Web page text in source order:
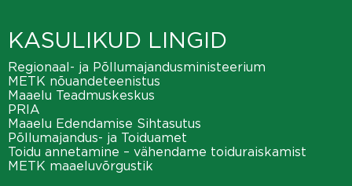
KASULIKUD LINGID
Regionaal- ja Põllumajandusministeerium
METK nõuandeteenistus
Maaelu Teadmuskeskus
PRIA
Maaelu Edendamise Sihtasutus
Põllumajandus- ja Toiduamet
Toidu annetamine – vähendame toiduraiskamist
METK maaeluvõrgustik